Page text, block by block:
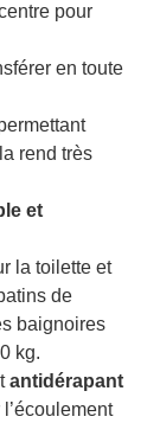
pour
en toute
rend très
et
la toilette et
de
baignoires
kg.
antidérapant